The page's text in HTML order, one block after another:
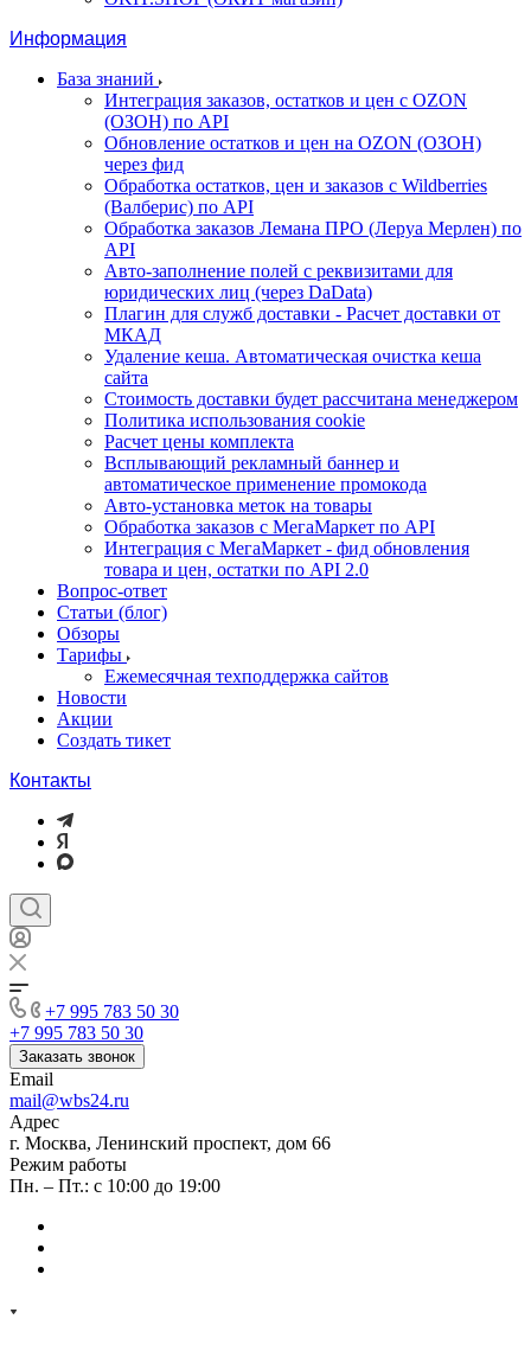
Информация
База знаний
Интеграция заказов, остатков и цен с OZON
(ОЗОН) по API
Обновление остатков и цен на OZON (ОЗОН)
через фид
Обработка остатков, цен и заказов с Wildberries
(Валберис) по API
Обработка заказов Лемана ПРО (Леруа Мерлен) по
API
Авто-заполнение полей с реквизитами для
юридических лиц (через DaData)
Плагин для служб доставки - Расчет доставки от
МКАД
Удаление кеша. Автоматическая очистка кеша
сайта
Стоимость доставки будет рассчитана менеджером
Политика использования cookie
Расчет цены комплекта
Всплывающий рекламный баннер и
автоматическое применение промокода
Авто-установка меток на товары
Обработка заказов с МегаМаркет по API
Интеграция с МегаМаркет - фид обновления
товара и цен, остатки по API 2.0
Вопрос-ответ
Статьи (блог)
Обзоры
Тарифы
Ежемесячная техподдержка сайтов
Новости
Акции
Создать тикет
Контакты
+7 995 783 50 30
+7 995 783 50 30
Заказать звонок
Email
mail@wbs24.ru
Адрес
г. Москва, Ленинский проспект, дом 66
Режим работы
Пн. – Пт.: с 10:00 до 19:00